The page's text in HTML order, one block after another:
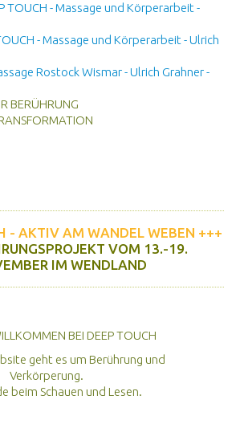
- AKTIV AM WANDEL WEBEN +++
VOM 13.-19.
IM WENDLAND
BEI DEEP TOUCH
geht es um Berührung und
Verkörperung.
beim Schauen und Lesen.